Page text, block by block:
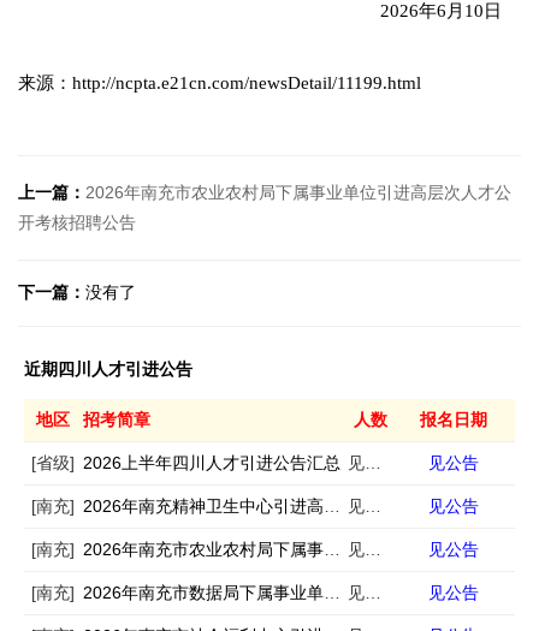
2026年6月10日
来源：http://ncpta.e21cn.com/newsDetail/11199.html
上一篇： 2026年南充市农业农村局下属事业单位引进高层次人才公
开考核招聘公告
下一篇： 没有了
近期四川人才引进公告
地区 招考简章 人数 报名日期
[省级] 2026上半年四川人才引进公告汇总 见公告 见公告
[南充] 2026年南充精神卫生中心引进高层次人才公开考核招聘公告 见公告 见公告
[南充] 2026年南充市农业农村局下属事业单位引进高层次人才公开考核招聘公告 见公告 见公告
[南充] 2026年南充市数据局下属事业单位引进高层次人才公开考核招聘公告 见公告 见公告